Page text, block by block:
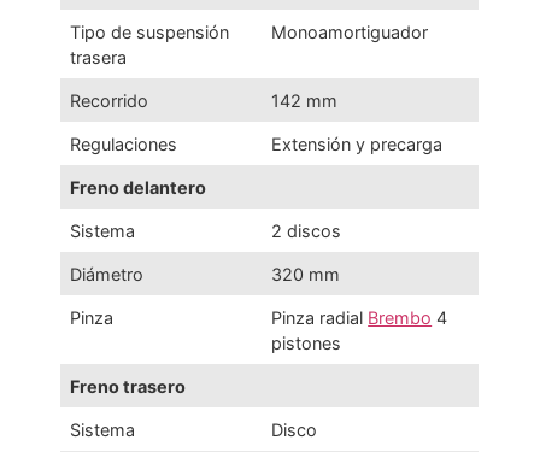
Tipo de suspensión
trasera
Monoamortiguador
Recorrido 142 mm
Regulaciones Extensión y precarga
Freno delantero
Sistema 2 discos
Diámetro 320 mm
Pinza Pinza radial Brembo 4
pistones
Freno trasero
Sistema Disco